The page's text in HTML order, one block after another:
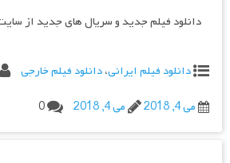
دانلود فیلم جدید و سریال های جدید از
دانلود فیلم ایرانی،دانلود فیلم خارجی
می 4, 2018
می 4, 2018 0